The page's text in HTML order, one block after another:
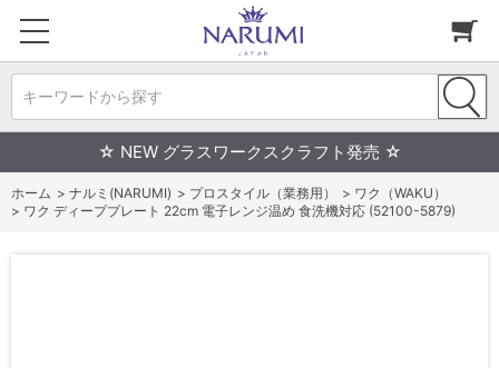
キーワードから探す
☆ NEW グラスワークスクラフト発売 ☆
ホーム > ナルミ(NARUMI) > プロスタイル（業務用） > ワク（WAKU）
> ワク ディーププレート 22cm 電子レンジ温め 食洗機対応 (52100-5879)